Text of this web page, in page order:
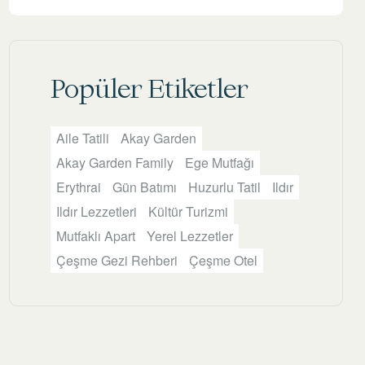
Popüler Etiketler
Aile Tatili
Akay Garden
Akay Garden Family
Ege Mutfağı
Erythrai
Gün Batımı Huzurlu Tatil
Ildır
Ildır Lezzetleri
Kültür Turizmi
Mutfaklı Apart
Yerel Lezzetler
Çeşme Gezi Rehberi
Çeşme Otel